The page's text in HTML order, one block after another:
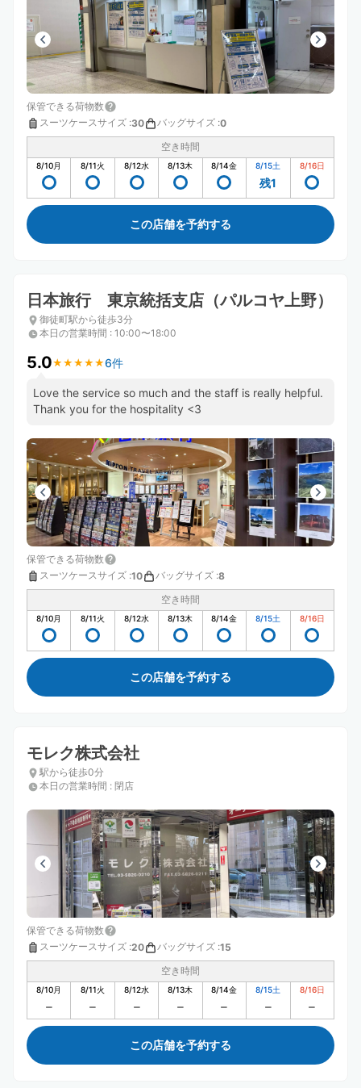
保管できる荷物数
スーツケースサイズ :30 バッグサイズ :0
空き時間
8/10月 8/11火 8/12水 8/13木 8/14金 8/15土
残1
8/16日
この店舗を予約する
日本旅行 東京統括支店（パルコヤ上野）
御徒町駅から徒歩3分
本日の営業時間 : 10:00〜18:00
5.0★ ★ ★ ★ ★
★ ★ ★ ★ ★6件
Love the service so much and the staff is really helpful.
Thank you for the hospitality <3
保管できる荷物数
スーツケースサイズ :10 バッグサイズ :8
空き時間
8/10月 8/11火 8/12水 8/13木 8/14金 8/15土 8/16日
この店舗を予約する
モレク株式会社
駅から徒歩0分
本日の営業時間 : 閉店
保管できる荷物数
スーツケースサイズ :20 バッグサイズ :15
空き時間
8/10月 8/11火 8/12水 8/13木 8/14金 8/15土 8/16日
この店舗を予約する